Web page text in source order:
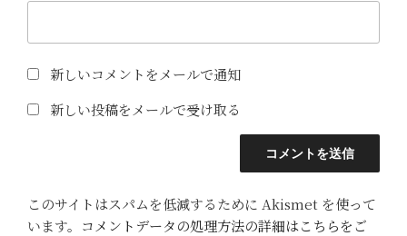
新しいコメントをメールで通知
新しい投稿をメールで受け取る
このサイトはスパムを低減するために Akismet を使って
います。 コメントデータの処理方法の詳細はこちらをご